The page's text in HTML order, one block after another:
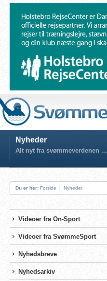
Nyheder
Alt nyt fra svømmeverdenen ...
Du er her: Forside | Nyheder
Videoer fra On-Sport
Videoer fra SvømmeSport
Nyhedsbreve
Nyhedsarkiv